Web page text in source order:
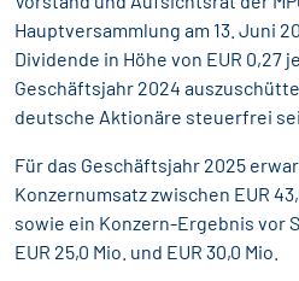
Haupt­versammlung am 13. Juni
Dividende in Höhe von EUR 0,27
Geschäftsjahr 2024
deutsche Aktionäre steuerfrei
Für das Geschäftsjahr 2025
Konzernumsatz zwischen EUR
sowie ein Konzern-Ergebnis vor
EUR 25,0 Mio. und EUR 30,0 Mio.